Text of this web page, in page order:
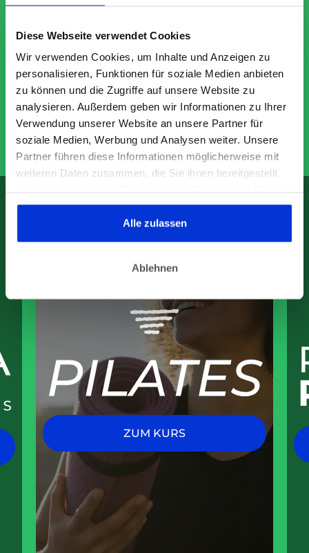
Diese Webseite verwendet Cookies
Wir verwenden Cookies, um Inhalte und Anzeigen zu
personalisieren, Funktionen für soziale Medien anbieten
zu können und die Zugriffe auf unsere Website zu
analysieren. Außerdem geben wir Informationen zu Ihrer
Verwendung unserer Website an unsere Partner für
soziale Medien, Werbung und Analysen weiter. Unsere
Partner führen diese Informationen möglicherweise mit
weiteren Daten zusammen, die Sie ihnen bereitgestellt
gesammelt haben. Dies gilt auch für Gesundheitsdaten,
die gegebenenfalls für die Kursdurchführung erhoben
werden.
Alle zulassen
Ablehnen
Nix für Dich? Hier findest
Du bestimmt etwas
Passendes.
ZUM KURS